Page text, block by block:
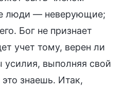
люди — неверующие;
Бог не признает
учет тому, верен ли
выполняя свой
знаешь. Итак,